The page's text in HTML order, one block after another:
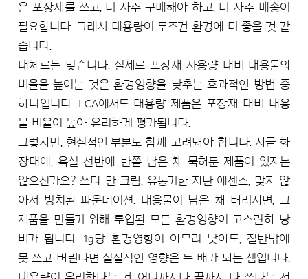
은 포장재를 쓰고, 더 자주 구매해야 하고, 더 자주 배송이
필요합니다. 그래서 대용량이 무조건 환경에 더 좋을 것 같
습니다.
대체로는 맞습니다. 실제로 포장재 사용량 대비 내용물의
비율을 높이는 것은 환경영향을 낮추는 효과적인 방법 중
하나입니다. LCA에서도 대용량 제품은 포장재 대비 내용
물 비율이 높아 유리하게 평가됩니다.
그렇지만, 현실적인 부분도 함께 고려돼야 합니다. 지금 화
장대에, 욕실 선반에 반쯤 남은 채 묵혀둔 제품이 있지는
않으신가요? 쓰다 만 크림, 유통기한 지난 에센스, 맞지 않
아서 방치된 파운데이션. 내용물이 남은 채 버려지면, 그
제품을 만들기 위해 투입된 모든 환경영향이 고스란히 낭
비가 됩니다. 1g당 환경영향이 아무리 낮아도, 절반밖에
못 쓰고 버린다면 실질적인 영향은 두 배가 되는 셈입니다.